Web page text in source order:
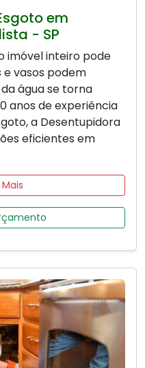
em
- SP
imóvel inteiro pode
vasos podem
água se torna
anos de experiência
a Desentupidora
eficientes em